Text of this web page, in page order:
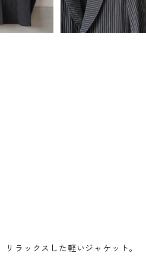
ラックスした軽いジャケット。